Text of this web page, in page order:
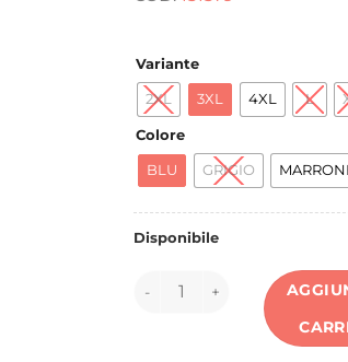
Variante
2XL 3XL 4XL L
Colore
BLU GRIGIO
Disponibile
151579 quantità